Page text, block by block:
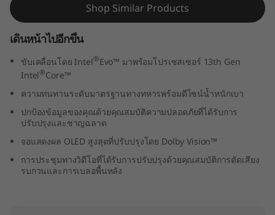
n
e
Shop Similar Products
เดินหน้าไปอีกขึ้น
ขับเคลื่อนโดย Intel®Evo™ มาพร้อมโปรเซสเซอร์ 13th Gen
Intel®Core™
ความทนทานระดับมาตรฐานทางทหารพร้อมดีไซน์น้ำหนักเบา
ปกป้องข้อมูลของคุณด้วยคุณสมบัติความปลอดภัยที่ได้รับการ
ปรับปรุงและชาญฉลาด
จอแสดงผล OLED สูงสุดที่ปรับปรุงโดย Dolby Vision™
การประชุมทางวิดีโอที่ได้รับการปรับปรุงด้วยคุณสมบัติการตัดเสียง
รบกวนและการเบลอพื้นหลัง